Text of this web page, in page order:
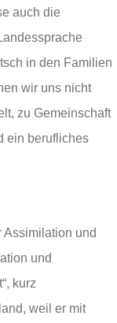
auch die
in den Familien
wir uns nicht
zu Gemeinschaft
ein berufliches
Assimilation und
und
kurz
weil er mit